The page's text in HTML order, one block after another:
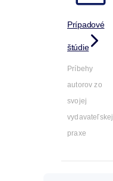
Prípadové
štúdie
Príbehy
autorov zo
svojej
vydavateľskej
praxe